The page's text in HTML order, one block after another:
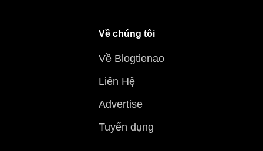
Về chúng tôi
Về Blogtienao
Liên Hệ
Advertise
Tuyển dụng